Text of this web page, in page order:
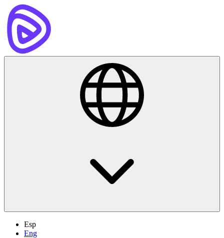
Esp
Eng